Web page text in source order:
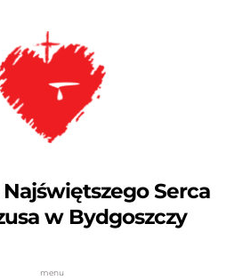
Serca
w Bydgoszczy
menu